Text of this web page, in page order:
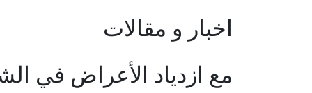
اخبار و مقالات
مع ازدياد الأعراض في